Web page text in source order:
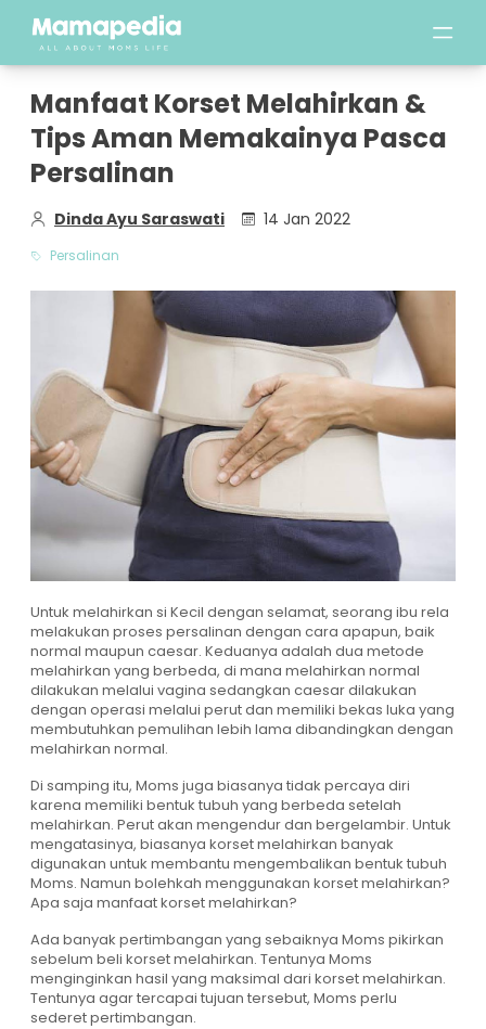
Manfaat Korset Melahirkan &
Tips Aman Memakainya Pasca
Persalinan
Dinda Ayu Saraswati 14 Jan 2022
Persalinan
Untuk melahirkan si Kecil dengan selamat, seorang ibu rela
melakukan proses persalinan dengan cara apapun, baik
normal maupun caesar. Keduanya adalah dua metode
melahirkan yang berbeda, di mana melahirkan normal
dilakukan melalui vagina sedangkan caesar dilakukan
dengan operasi melalui perut dan memiliki bekas luka yang
membutuhkan pemulihan lebih lama dibandingkan dengan
melahirkan normal.
Di samping itu, Moms juga biasanya tidak percaya diri
karena memiliki bentuk tubuh yang berbeda setelah
melahirkan. Perut akan mengendur dan bergelambir. Untuk
mengatasinya, biasanya korset melahirkan banyak
digunakan untuk membantu mengembalikan bentuk tubuh
Moms. Namun bolehkah menggunakan korset melahirkan?
Apa saja manfaat korset melahirkan?
Ada banyak pertimbangan yang sebaiknya Moms pikirkan
sebelum beli korset melahirkan. Tentunya Moms
menginginkan hasil yang maksimal dari korset melahirkan.
Tentunya agar tercapai tujuan tersebut, Moms perlu
sederet pertimbangan.